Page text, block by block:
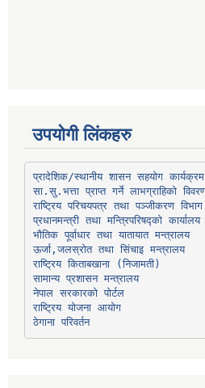
उपयोगी लिंकहरु
प्रादेशिक/स्थानीय शासन सहयोग कार्यक्रम
राष्ट्रिय परिचयपत्र तथा पञ्‍जीकरण विभाग
प्रधानमन्त्री तथा मन्त्रिपरिषद्को कार्यालय
भौतिक पूर्वाधार तथा यातायात मन्त्रालय
ऊर्जा,जलस्रोत तथा सिंचाइ मन्त्रालय
सामान्य प्रशासन मन्त्रालय
नेपाल सरकारको पोर्टल
राष्ट्रिय योजना आयोग
ठेगाना परिवर्तन